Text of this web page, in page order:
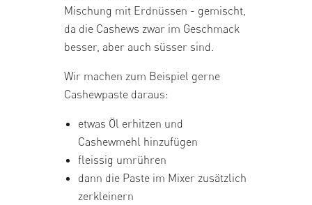
Mischung mit Erdnüssen - gemischt,
da die Cashews zwar im Geschmack
besser, aber auch süsser sind.
Wir machen zum Beispiel gerne
Cashewpaste daraus:
etwas Öl erhitzen und
Cashewmehl hinzufügen
fleissig umrühren
dann die Paste im Mixer zusätzlich
zerkleinern